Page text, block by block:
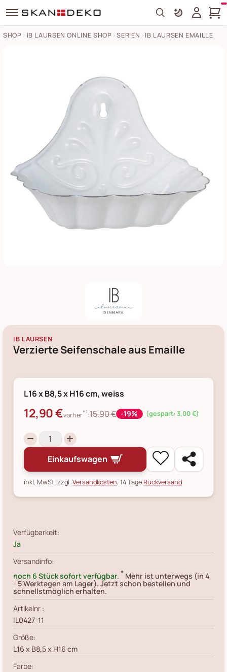
Search
SHOP IB LAURSEN ONLINE SHOP SERIEN IB LAURSEN EMAILLE
IB LAURSEN
Verzierte Seifenschale aus Emaille
L16 x B8,5 x H16 cm, weiss
12,90 €vorher*¹:15,90 € -19% (gespart: 3,00 €)
Einkaufswagen
inkl. MwSt, zzgl.Versandkosten, 14 TageRückversand
Verfügbarkeit:
Ja
Versandinfo:
noch 6 Stück sofort verfügbar. * Mehr ist unterwegs (in 4
- 5 Werktagen am Lager). Jetzt schon bestellen und
schnellstmöglich erhalten.
Artikelnr.:
IL0427-11
Größe:
L16 x B8,5 x H16 cm
Farbe: